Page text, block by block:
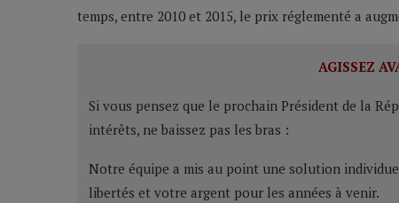
temps, entre 2010 et 2015, le prix réglementé a
AGISSEZ
Si vous pensez que le prochain Président de la
intérêts, ne baissez pas les bras :
Notre équipe a mis au point une solution
libertés et votre argent pour les années à venir.